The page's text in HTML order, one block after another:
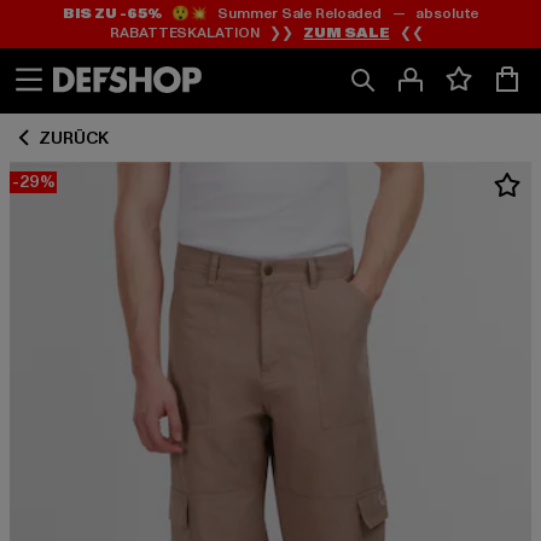
Zum
Inhalt
springen
Zum
Fußzeile
springen
BIS ZU -65%😲💥 Summer Sale Reloaded — absolute
RABATTESKALATION ❯❯ ZUM SALE ❮❮
ZURÜCK
-29%